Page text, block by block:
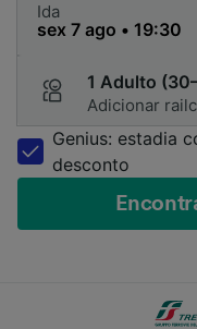
Ida
1 Adulto
Adicionar
Genius: estadia
desconto